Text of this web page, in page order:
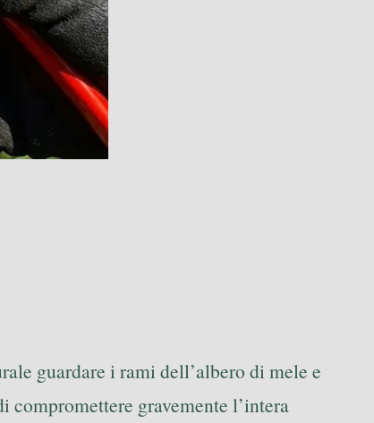
guardare i rami dell’albero di mele e
compromettere gravemente l’intera